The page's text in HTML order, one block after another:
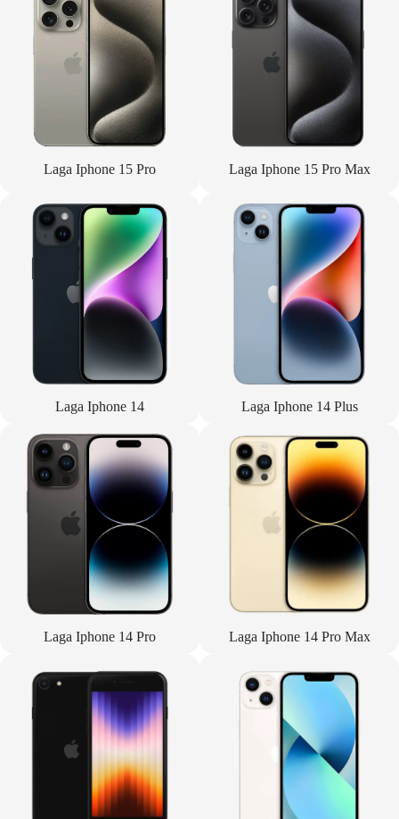
Laga Iphone 15 Pro Laga Iphone 15 Pro Max
Laga Iphone 14 Laga Iphone 14 Plus
Laga Iphone 14 Pro Laga Iphone 14 Pro Max